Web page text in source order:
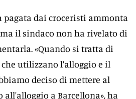
pagata dai croceristi ammonta
il sindaco non ha rivelato di
«Quando si tratta di
utilizzano l'alloggio e il
deciso di mettere al
a Barcellona», ha